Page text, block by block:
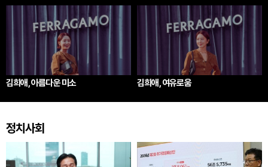
김희애, 아름다운 미소 김희애, 여유로움
정치사회